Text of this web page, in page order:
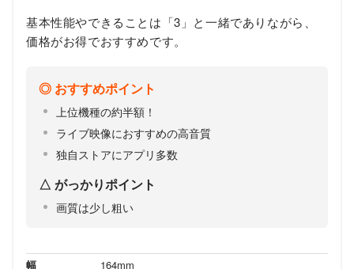
基本性能やできることは「3」と一緒でありながら、
価格がお得でおすすめです。
おすすめポイント
上位機種の約半額！
ライブ映像におすすめの高音質
独自ストアにアプリ多数
がっかりポイント
画質は少し粗い
幅
164mm